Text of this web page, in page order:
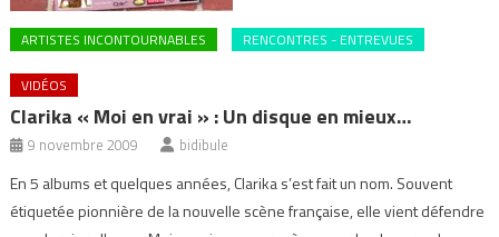
ARTISTES INCONTOURNABLES RENCONTRES - ENTREVUES
VIDÉOS
Clarika « Moi en vrai » : Un disque en mieux…
9 novembre 2009 bidibule
En 5 albums et quelques années, Clarika s’est fait un nom. Souvent
étiquetée pionnière de la nouvelle scène française, elle vient défendre